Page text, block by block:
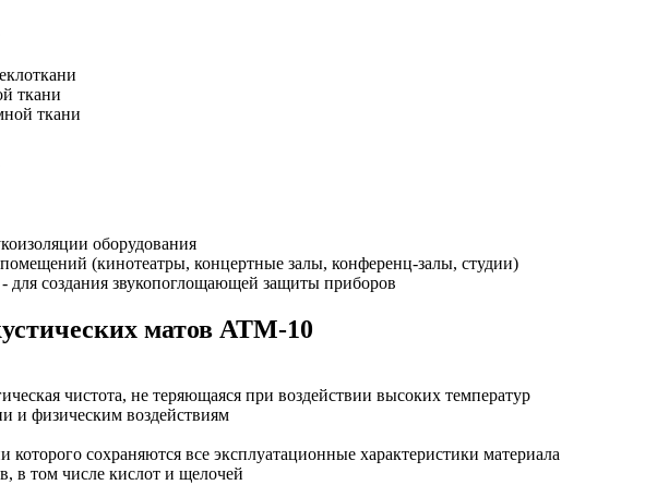
ткани
ткани
оборудования
помещений (кинотеатры, концертные залы, конференц-залы, студии)
для создания звукопоглощающей защиты приборов
матов АТМ-10
чистота, не теряющаяся при воздействии высоких температур
и физическим воздействиям
сохраняются все эксплуатационные характеристики материала
в том числе кислот и щелочей